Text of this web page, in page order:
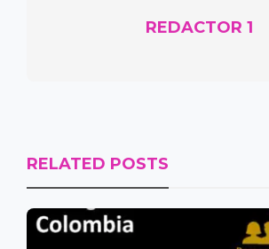
REDACTOR 1
RELATED POSTS